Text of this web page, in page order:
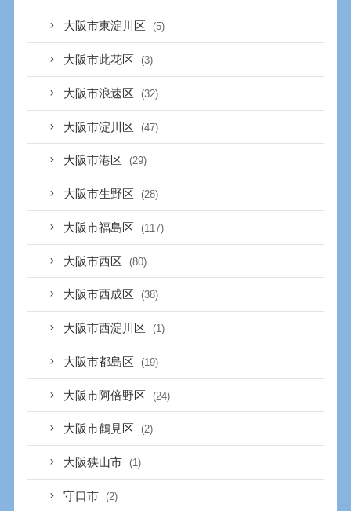
大阪市東淀川区 (5)
大阪市此花区 (3)
大阪市浪速区 (32)
大阪市淀川区 (47)
大阪市港区 (29)
大阪市生野区 (28)
大阪市福島区 (117)
大阪市西区 (80)
大阪市西成区 (38)
大阪市西淀川区 (1)
大阪市都島区 (19)
大阪市阿倍野区 (24)
大阪市鶴見区 (2)
大阪狭山市 (1)
守口市 (2)